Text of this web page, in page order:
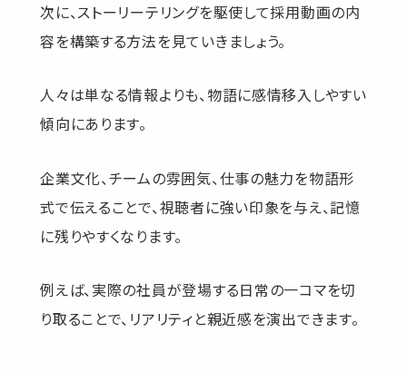
次に、ストーリーテリングを駆使して採用動画の内
容を構築する方法を見ていきましょう。
人々は単なる情報よりも、物語に感情移入しやすい
傾向にあります。
企業文化、チームの雰囲気、仕事の魅力を物語形
式で伝えることで、視聴者に強い印象を与え、記憶
に残りやすくなります。
例えば、実際の社員が登場する日常の一コマを切
り取ることで、リアリティと親近感を演出できます。